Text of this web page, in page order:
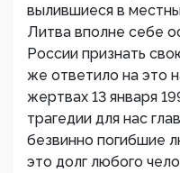
вылившиеся в
Литва вполне себе
России признать
же ответило на это
жертвах 13 января
трагедии для нас
безвинно погибшие
это долг любого